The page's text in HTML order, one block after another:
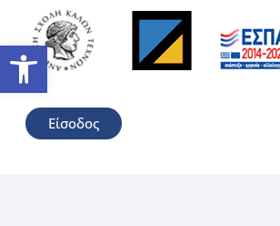
Ανοίξτε τη γραμμή
Είσοδος